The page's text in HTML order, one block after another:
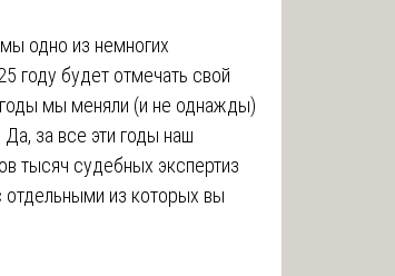
одно из немногих
году будет отмечать свой
годы мы меняли (и не однажды)
за все эти годы наш
тысяч судебных экспертиз
отдельными из которых вы